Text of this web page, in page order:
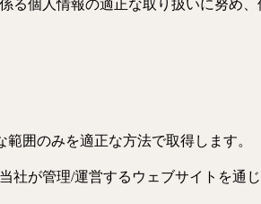
る個人情報の適正な取り扱いに努め
囲のみを適正な方法で取得します。
が管理/運営するウェブサイトを通